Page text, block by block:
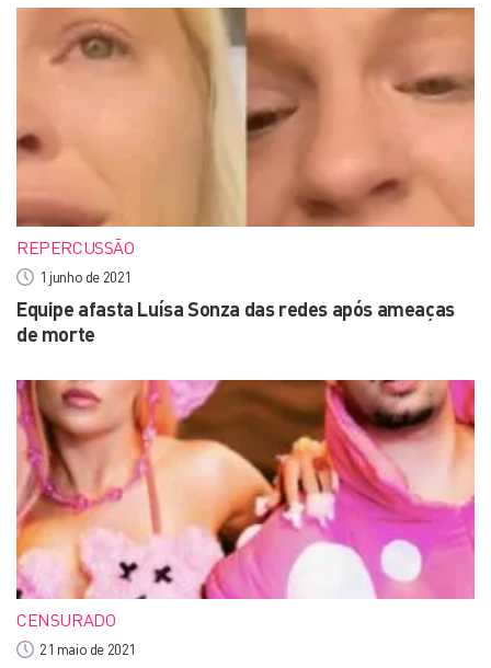
REPERCUSSÃO
1 junho de 2021
Equipe afasta Luísa Sonza das redes após ameaças
de morte
CENSURADO
21 maio de 2021